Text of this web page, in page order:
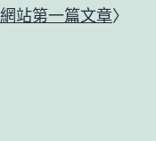
網站第一篇文章〉